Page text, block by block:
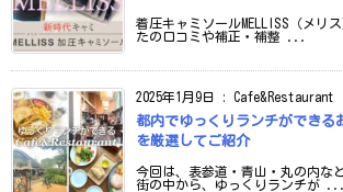
着圧キャミソールMELLISS（メリ
たの口コミや補正・補整 ...
2025年1月9日 : Cafe&Restaurant
都内でゆっくりランチができる
を厳選してご紹介
今回は、表参道・青山・丸の内な
街の中から、ゆっくりランチが ...